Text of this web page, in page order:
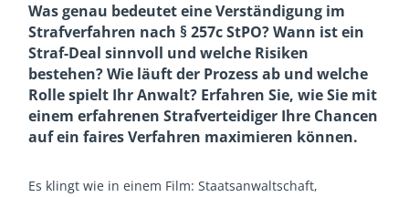
Was genau bedeutet eine Verständigung im
Strafverfahren nach § 257c StPO? Wann ist ein
Straf-Deal sinnvoll und welche Risiken
bestehen? Wie läuft der Prozess ab und welche
Rolle spielt Ihr Anwalt? Erfahren Sie, wie Sie mit
einem erfahrenen Strafverteidiger Ihre Chancen
auf ein faires Verfahren maximieren können.
Es klingt wie in einem Film: Staatsanwaltschaft,